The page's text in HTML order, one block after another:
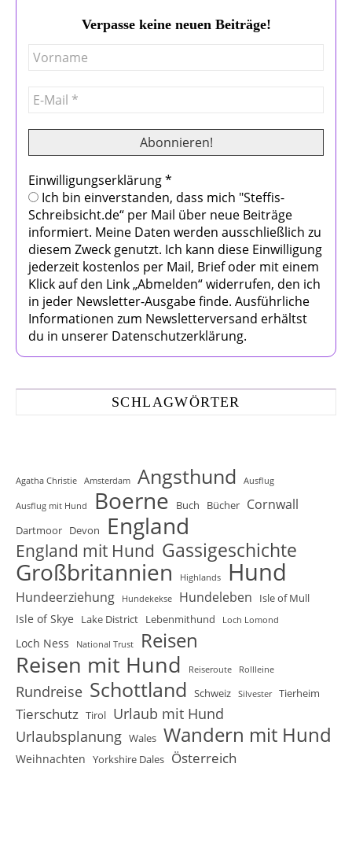
Verpasse keine neuen Beiträge!
Einwilligungserklärung*
Ich bin einverstanden, dass mich "Steffis-
Schreibsicht.de“ per Mail über neue Beiträge
informiert. Meine Daten werden ausschließlich zu
diesem Zweck genutzt. Ich kann diese Einwilligung
jederzeit kostenlos per Mail, Brief oder mit einem
Klick auf den Link „Abmelden“ widerrufen, den ich
in jeder Newsletter-Ausgabe finde. Ausführliche
Informationen zum Newsletterversand erhältst
du in unserer Datenschutzerklärung.
SCHLAGWÖRTER
Agatha Christie Amsterdam Angsthund Ausflug
Ausflug mit Hund Boerne Buch Bücher Cornwall
Dartmoor Devon England
England mit Hund Gassigeschichte
Großbritannien Highlands Hund
Hundeerziehung Hundekekse Hundeleben Isle of Mull
Isle of Skye Lake District Lebenmithund Loch Lomond
Loch Ness National Trust Reisen
Reisen mit Hund Reiseroute Rollleine
Rundreise Schottland Schweiz Silvester Tierheim
Tierschutz Tirol Urlaub mit Hund
Urlaubsplanung Wales Wandern mit Hund
Weihnachten Yorkshire Dales Österreich